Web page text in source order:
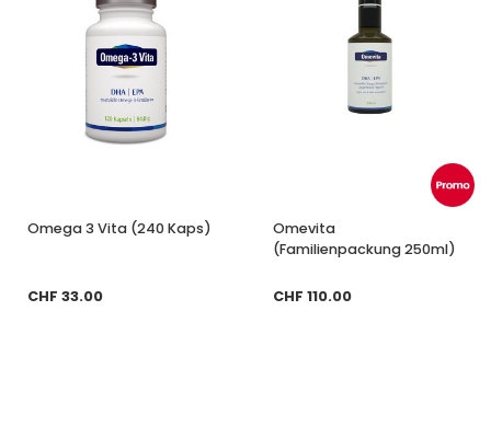
Omega 3 Vita (240 Kaps)
CHF 33.00
Omevita
(Familienpackung 250ml)
CHF 110.00